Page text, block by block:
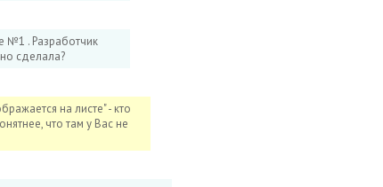
№1 . Разработчик
сделала?
на листе" - кто
что там у Вас не